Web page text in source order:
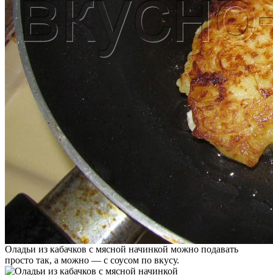
Оладьи из кабачков с мясной начинкой можно подавать
просто так, а можно — с соусом по вкусу.